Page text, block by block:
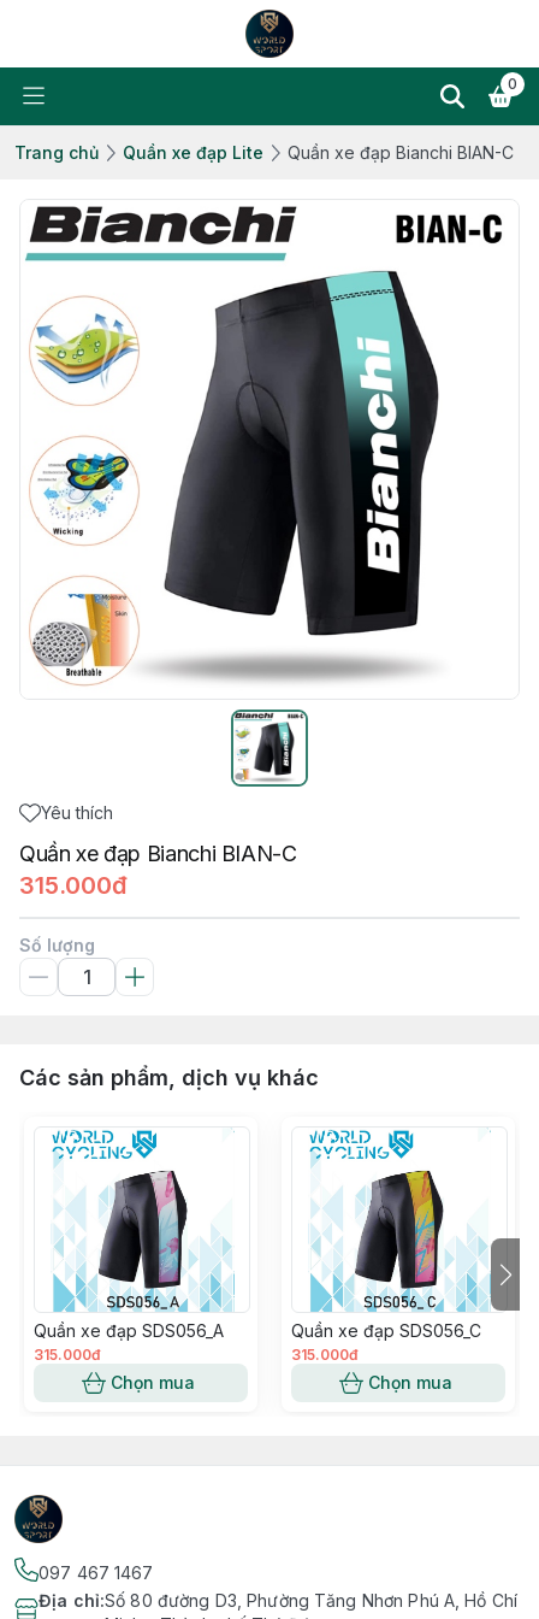
0
Trang chủ Quần xe đạp Lite Quần xe đạp Bianchi BIAN-C
Yêu thích
Quần xe đạp Bianchi BIAN-C
315.000đ
Số lượng
Các sản phẩm, dịch vụ khác
Quần xe đạp SDS056_A
315.000đ
Chọn mua
Quần xe đạp SDS056_C
315.000đ
Chọn mua
097 467 1467
Địa chỉ:Số 80 đường D3, Phường Tăng Nhơn Phú A, Hồ Chí